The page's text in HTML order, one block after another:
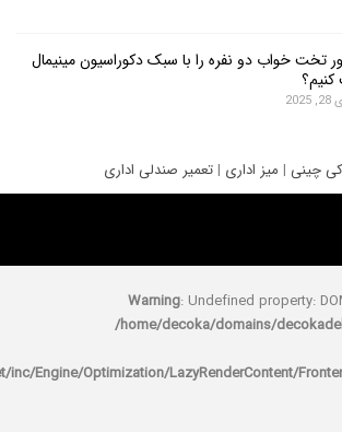
نفره را با سبک دکوراسیون مینیمال
اداری| تعمیر صندلی اداری
Warning: Undefined
/home/decoka/
rocket/inc/Engine/Optimization/